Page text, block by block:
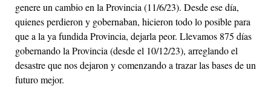
genere un cambio en la Provincia (11/6/23). Desde ese día,
quienes perdieron y gobernaban, hicieron todo lo posible para
que a la ya fundida Provincia, dejarla peor. Llevamos 875 días
gobernando la Provincia (desde el 10/12/23), arreglando el
desastre que nos dejaron y comenzando a trazar las bases de un
futuro mejor.